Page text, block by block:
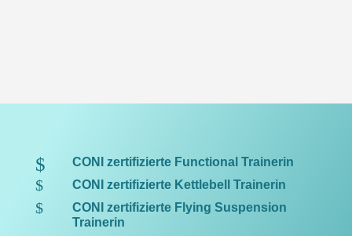
$ CONI zertifizierte Functional Trainerin
$ CONI zertifizierte Kettlebell Trainerin
$
CONI zertifizierte Flying Suspension
Trainerin